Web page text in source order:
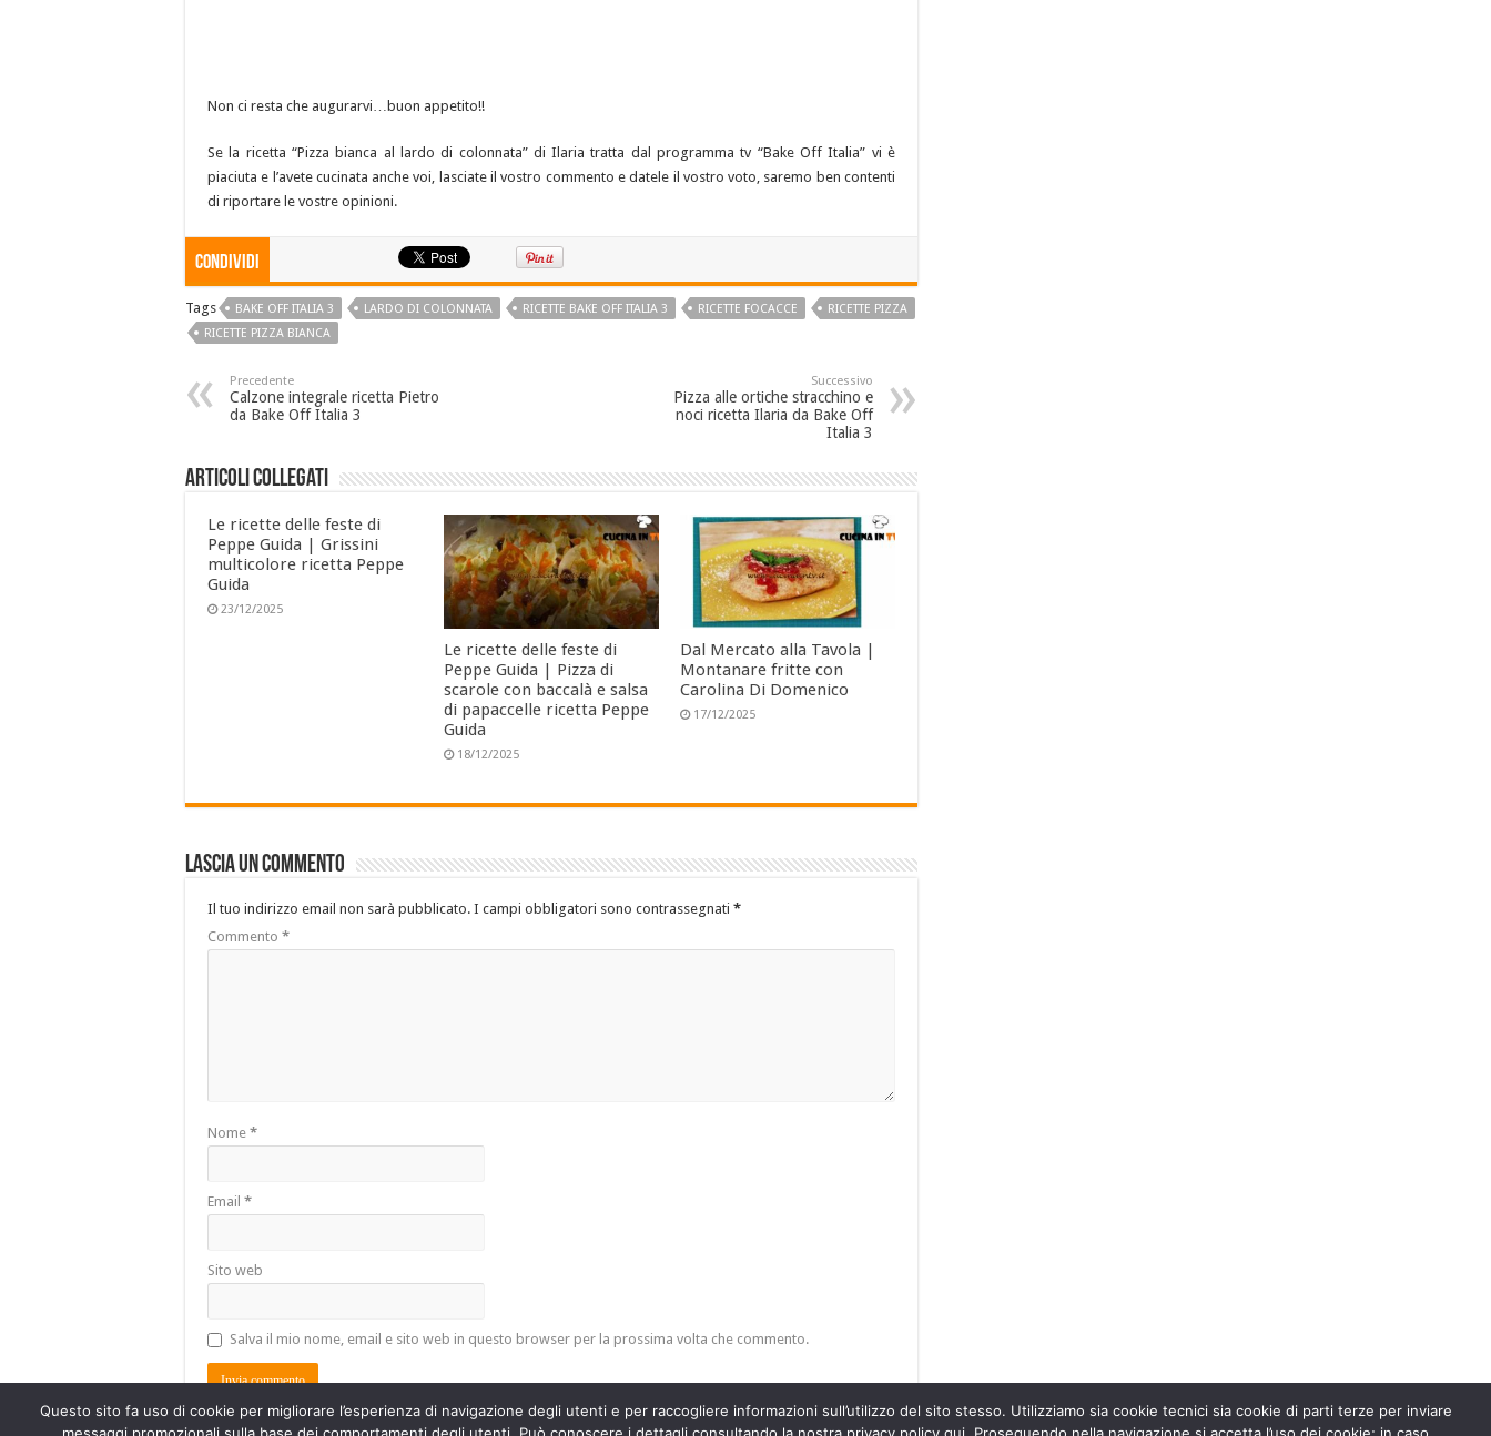
Non ci resta che augurarvi…buon appetito!!
Se la ricetta “Pizza bianca al lardo di colonnata” di Ilaria tratta dal programma tv “Bake Off Italia” vi è
piaciuta e l’avete cucinata anche voi, lasciate il vostro commento e datele il vostro voto, saremo ben contenti
di riportare le vostre opinioni.
Condividi
Tags BAKE OFF ITALIA 3 LARDO DI COLONNATA RICETTE BAKE OFF ITALIA 3 RICETTE FOCACCE
RICETTE PIZZA
RICETTE PIZZA BIANCA
Precedente
Calzone integrale ricetta Pietro
da Bake Off Italia 3
Successivo
Pizza alle ortiche stracchino e
noci ricetta Ilaria da Bake Off
Italia 3
Articoli collegati
Le ricette delle feste di
Peppe Guida | Grissini
multicolore ricetta Peppe
Guida
23/12/2025
Le ricette delle feste di
Peppe Guida | Pizza di
scarole con baccalà e salsa
di papaccelle ricetta Peppe
Guida
18/12/2025
Dal Mercato alla Tavola |
Montanare fritte con
Carolina Di Domenico
17/12/2025
Lascia un commento
Il tuo indirizzo email non sarà pubblicato. I campi obbligatori sono contrassegnati *
Commento *
Nome *
Email *
Sito web
Salva il mio nome, email e sito web in questo browser per la prossima volta che commento.
Questo sito fa uso di cookie per migliorare l’esperienza di navigazione degli utenti e per raccogliere informazioni sull’utilizzo del sito stesso. Utilizziamo sia cookie tecnici sia cookie di parti terze per inviare